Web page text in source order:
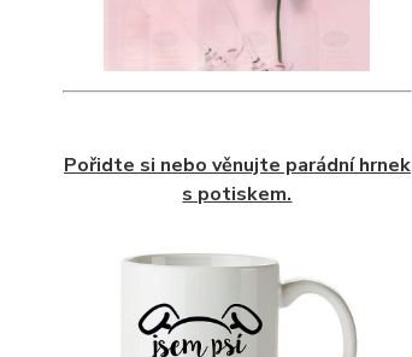
Pořidte si nebo věnujte parádní hrnek
s potiskem.